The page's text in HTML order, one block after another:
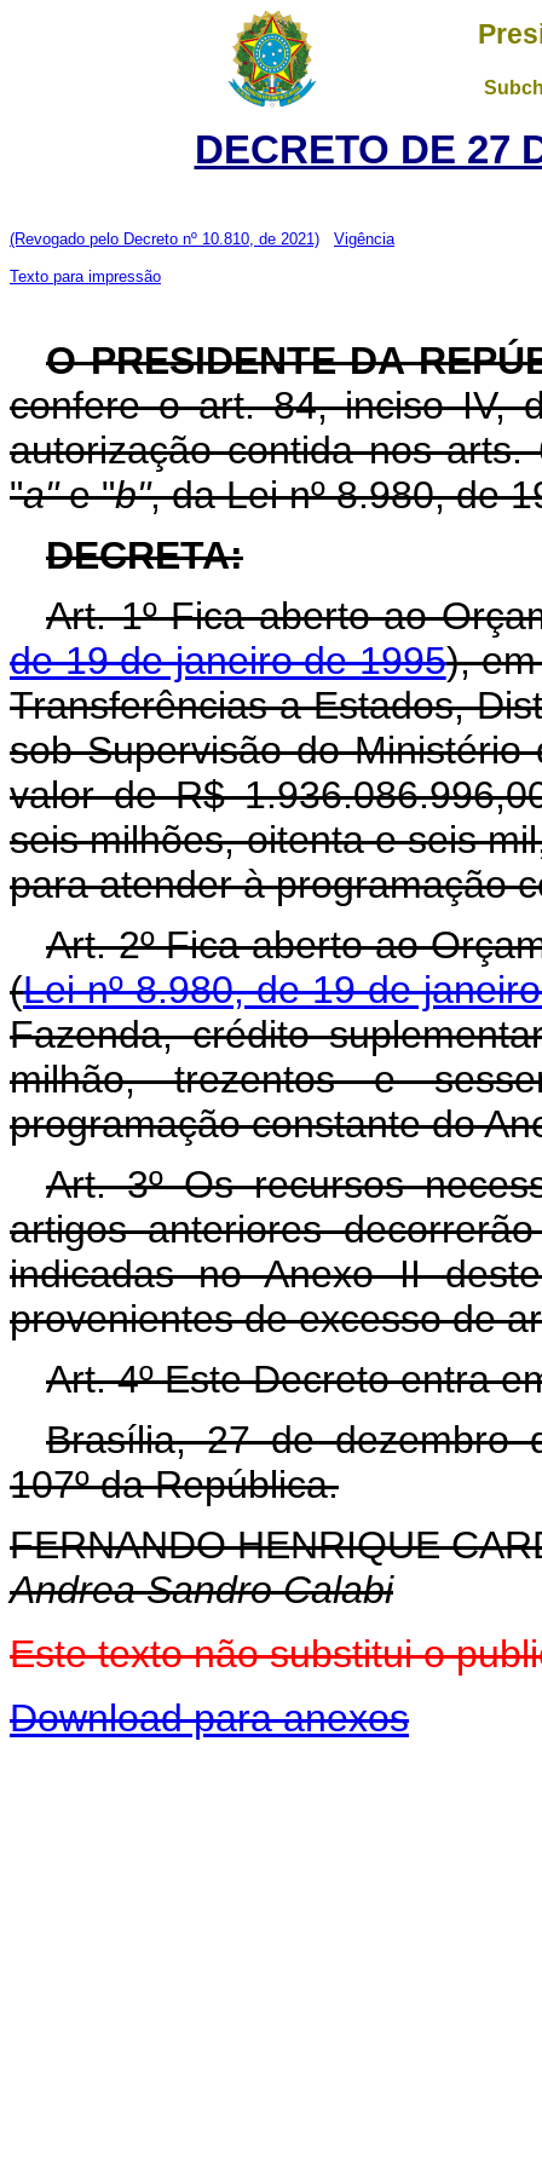
DECRETO DE 27
(Revogado pelo Decreto nº 10.810, de 2021) Vigência
Texto para impressão
O PRESIDENTE DA
confere o art. 84, inciso IV,
autorização contida nos
"a"e "b", da Lei nº 8.980, de
DECRETA:
Art. 1º Fica aberto ao
de 19 de janeiro de 1995),
Transferências a Estados,
sob Supervisão do
valor de R$
seis milhões, oitenta e seis
para atender à programação
Art. 2º Fica aberto ao
(Lei nº 8.980, de 19 de
Fazenda, crédito
milhão, trezentos e
programação constante do
Art. 3º Os recursos
artigos anteriores
indicadas no Anexo II
provenientes de excesso de
Art. 4º Este Decreto entra
Brasília, 27 de dezembro
107º da República.
FERNANDO HENRIQUE
Andrea Sandro Calabi
Este texto não substitui o
Download para anexos